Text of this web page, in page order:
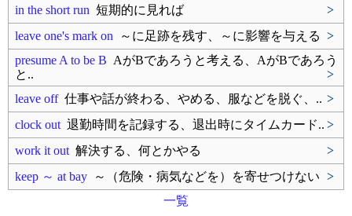
in the short run 短期的に見れば
>
leave one's mark on ～に足跡を残す、～に影響を与える >
presume A to be B AがBであろうと考える、AがBであろう
と..
>
leave off仕事や話が終わる、やめる、服などを脱ぐ、.. >
clock out 退勤時間を記録する、退出時にタイムカード.. >
work it out 解決する、何とかやる
>
keep ～ at bay ～（危険・病気などを）を寄せつけない >
一覧